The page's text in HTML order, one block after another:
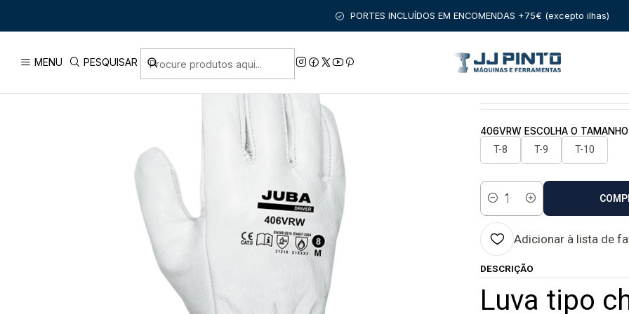
MENU PESQUISAR
PORTES INCLUÍDOS EM ENCOMENDAS +75€ (excepto ilhas)
ACESSÓRIOS MATERIAL DE PROTEÇÃO LUVAS Luva tipo chefe de
Luva tipo chefe
Estado: Envio imediato
406VRW ESCOLHA O TAMANHO
T-8 T-9 T-10
Quantidade
Adicionar à lista de
DESCRIÇÃO
Luva tipo